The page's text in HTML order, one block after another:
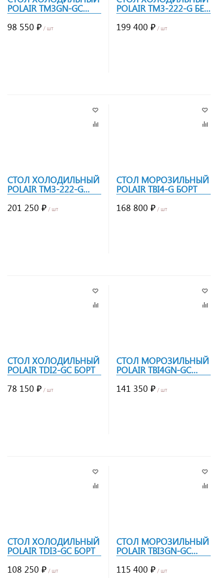
POLAIR TM3GN-GC
БОРТ
98 550 ₽ / шт
POLAIR TM3-222-G БЕЗ
БОРТА
199 400 ₽ / шт
СТОЛ ХОЛОДИЛЬНЫЙ
POLAIR TM3-222-G
БОРТ
201 250 ₽ / шт
СТОЛ МОРОЗИЛЬНЫЙ
POLAIR TBI4-G БОРТ
168 800 ₽ / шт
СТОЛ ХОЛОДИЛЬНЫЙ
POLAIR TDI2-GC БОРТ
78 150 ₽ / шт
СТОЛ МОРОЗИЛЬНЫЙ
POLAIR TBI4GN-GC
БОРТ
141 350 ₽ / шт
СТОЛ ХОЛОДИЛЬНЫЙ
POLAIR TDI3-GC БОРТ
108 250 ₽ / шт
СТОЛ МОРОЗИЛЬНЫЙ
POLAIR TBI3GN-GC
БОРТ
115 400 ₽ / шт